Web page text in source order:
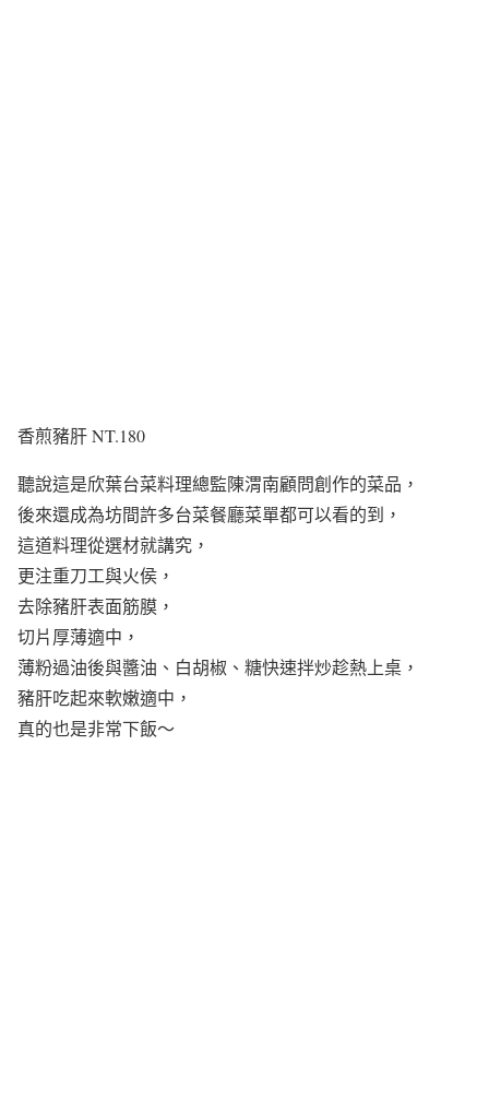
香煎豬肝 NT.180
聽說這是欣葉台菜料理總監陳渭南顧問創作的菜品，
後來還成為坊間許多台菜餐廳菜單都可以看的到，
這道料理從選材就講究，
更注重刀工與火侯，
去除豬肝表面筋膜，
切片厚薄適中，
薄粉過油後與醬油、白胡椒、糖快速拌炒趁熱上桌，
豬肝吃起來軟嫩適中，
真的也是非常下飯～